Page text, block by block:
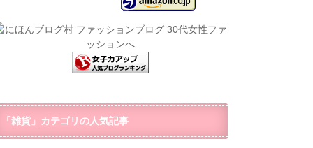
「雑貨」カテゴリの人気記事